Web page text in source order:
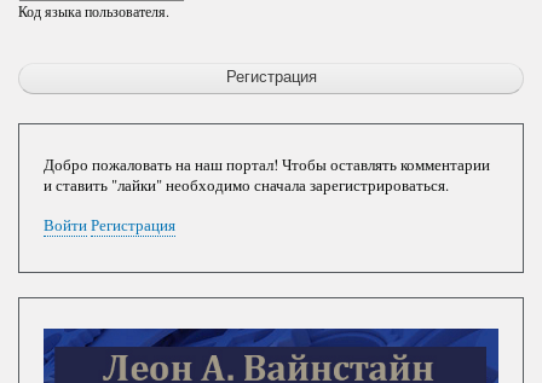
Код языка пользователя.
Добро пожаловать на наш портал! Чтобы оставлять комментарии
и ставить "лайки" необходимо сначала зарегистрироваться.
ВойтиРегистрация